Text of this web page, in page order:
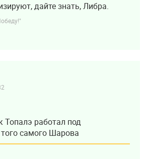
дайте знать, Либра.
Топалэ работал под
самого Шарова